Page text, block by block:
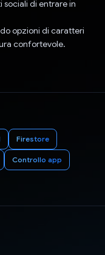
di entrare in
opzioni di caratteri
confortevole.
Firestore
Controllo app